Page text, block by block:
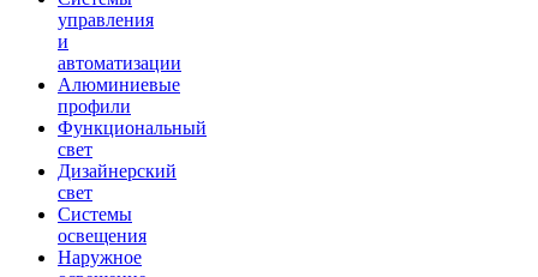
управления
и
автоматизации
Алюминиевые
профили
Функциональный
свет
Дизайнерский
свет
Системы
освещения
Наружное